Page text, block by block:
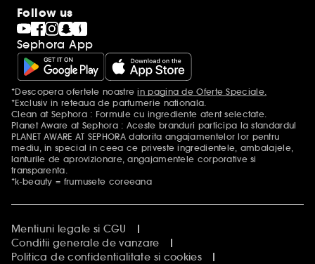
Follow us
Sephora App
Mentiuni aditionale
*Descopera ofertele noastrein pagina de Oferte Speciale.
*Exclusiv in reteaua de parfumerie nationala.
Clean at Sephora : Formule cu ingrediente atent selectate.
Planet Aware at Sephora : Aceste branduri participa la standardul
PLANET AWARE AT SEPHORA datorita angajamentelor lor pentru
mediu, in special in ceea ce priveste ingredientele, ambalajele,
lanturile de aprovizionare, angajamentele corporative si
transparenta.
*k-beauty = frumusete coreeana
Mentiuni legale si CGU
Conditii generale de vanzare
Politica de confidentialitate si cookies